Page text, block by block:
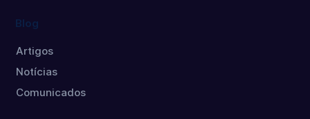
Blog
Artigos
Notícias
Comunicados